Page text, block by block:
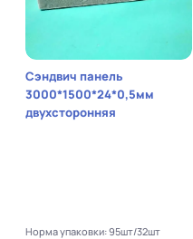
Сэндвич панель
3000*1500*24*0,5мм
двухсторонняя
Норма упаковки: 95шт/32шт